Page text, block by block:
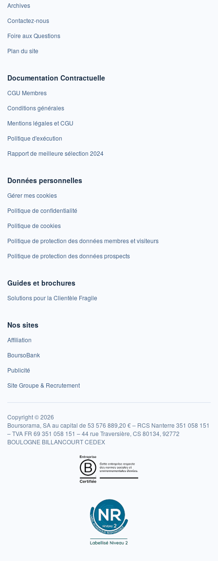
Archives
Contactez-nous
Foire aux Questions
Plan du site
Documentation Contractuelle
CGU Membres
Conditions générales
Mentions légales et CGU
Politique d'exécution
Rapport de meilleure sélection 2024
Données personnelles
Gérer mes cookies
Politique de confidentialité
Politique de cookies
Politique de protection des données membres et visiteurs
Politique de protection des données prospects
Guides et brochures
Solutions pour la Clientèle Fragile
Nos sites
Affiliation
BoursoBank
Publicité
Site Groupe & Recrutement
Copyright © 2026
Boursorama, SA au capital de 53 576 889,20 € – RCS Nanterre 351 058 151
– TVA FR 69 351 058 151 – 44 rue Traversière, CS 80134, 92772
BOULOGNE BILLANCOURT CEDEX